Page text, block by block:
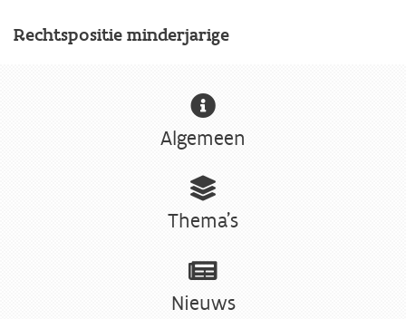
Rechtspositie minderjarige
Algemeen
Thema's
Nieuws